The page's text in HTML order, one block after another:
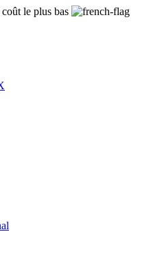
le plus bas